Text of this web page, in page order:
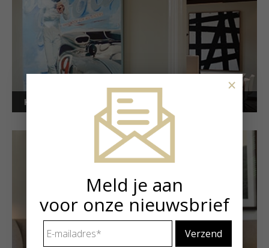
Kunstuitleen voor bedrijven
Meld je aan
voor onze nieuwsbrief
mailadres *
×